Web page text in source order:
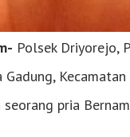
Polsek Driyorejo,
pria